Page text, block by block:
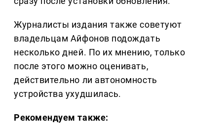
Журналисты издания также советуют
владельцам Айфонов подождать
несколько дней. По их мнению, только
после этого можно оценивать,
действительно ли автономность
устройства ухудшилась.
Рекомендуем также: